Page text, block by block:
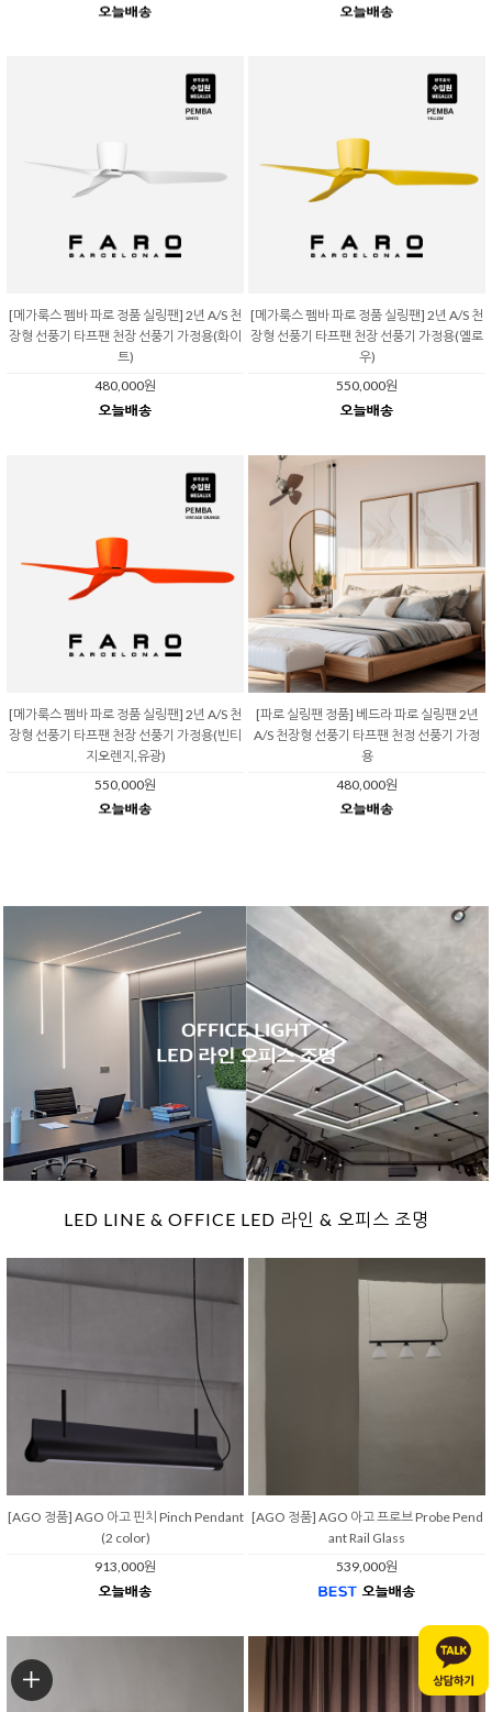
[메가룩스 펨바 파로 정품 실링팬] 2년 A/S 천
장형 선풍기 타프팬 천장 선풍기 가정용(화이
트)
480,000원
[메가룩스 펨바 파로 정품 실링팬] 2년 A/S 천
장형 선풍기 타프팬 천장 선풍기 가정용(옐로
우)
550,000원
[메가룩스 펨바 파로 정품 실링팬] 2년 A/S 천
장형 선풍기 타프팬 천장 선풍기 가정용(빈티
지오렌지,유광)
550,000원
[파로 실링팬 정품] 베드라 파로 실링팬 2년
A/S 천장형 선풍기 타프팬 천정 선풍기 가정
용
480,000원
LED LINE & OFFICE LED 라인 & 오피스 조명
[AGO 정품] AGO 아고 핀치 Pinch Pendant
(2 color)
913,000원
[AGO 정품] AGO 아고 프로브 Probe Pend
ant Rail Glass
539,000원